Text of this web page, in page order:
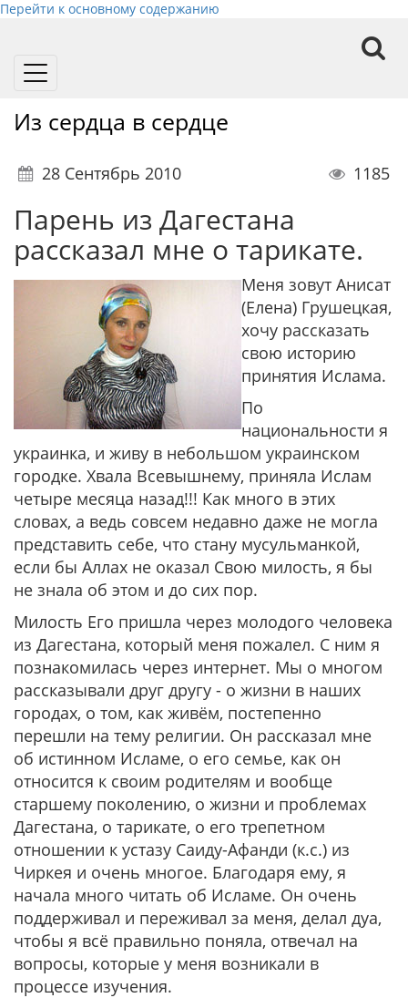
Перейти к основному содержанию
Toggle
Из сердца в сердце
28 Сентябрь 2010 1185
Парень из Дагестана
рассказал мне о тарикате.
Меня зовут Анисат
(Елена) Грушецкая,
хочу рассказать
свою историю
принятия Ислама.
По
национальности я
украинка, и живу в небольшом украинском
городке. Хвала Всевышнему, приняла Ислам
четыре месяца назад!!! Как много в этих
словах, а ведь совсем недавно даже не могла
представить себе, что стану мусульманкой,
если бы Аллах не оказал Свою милость, я бы
не знала об этом и до сих пор.
Милость Его пришла через молодого человека
из Дагестана, который меня пожалел. С ним я
познакомилась через интернет. Мы о многом
рассказывали друг другу - о жизни в наших
городах, о том, как живём, постепенно
перешли на тему религии. Он рассказал мне
об истинном Исламе, о его семье, как он
относится к своим родителям и вообще
старшему поколению, о жизни и проблемах
Дагестана, о тарикате, о его трепетном
отношении к устазу Саиду-Афанди (к.с.) из
Чиркея и очень многое. Благодаря ему, я
начала много читать об Исламе. Он очень
поддерживал и переживал за меня, делал дуа,
чтобы я всё правильно поняла, отвечал на
вопросы, которые у меня возникали в
процессе изучения.